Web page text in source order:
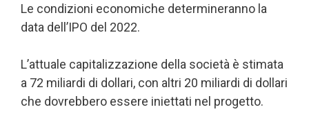
Le condizioni economiche determineranno la
data dell’IPO del 2022.
L’attuale capitalizzazione della società è stimata
a 72 miliardi di dollari, con altri 20 miliardi di dollari
che dovrebbero essere iniettati nel progetto.